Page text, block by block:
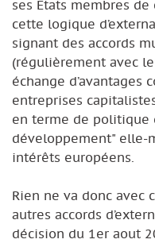
ses Etats membres
cette logique
signant des accords
(régulièrement avec
échange d’avantages
entreprises
en terme de politique
développement" elle-
intérêts européens.
Rien ne va donc avec
autres accords
décision du 1er aout